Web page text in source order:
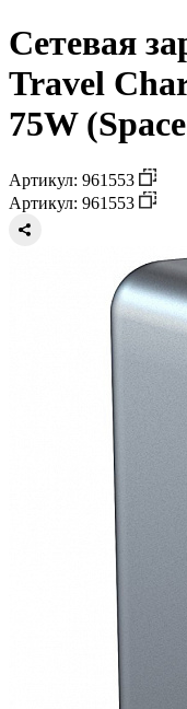
Сетевая
Travel
75W
Артикул: 961553
Артикул: 961553